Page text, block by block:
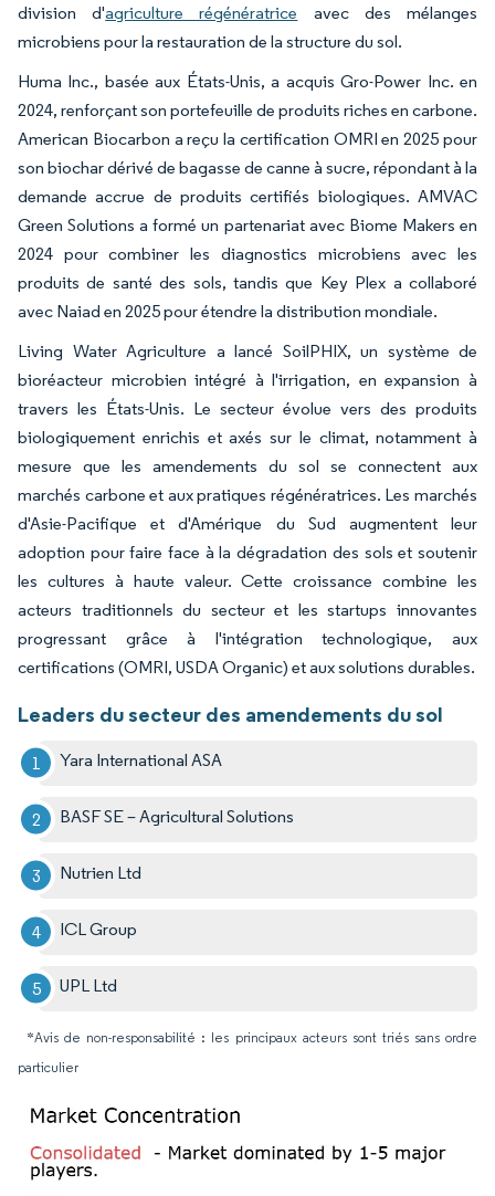
division d'agriculture régénératrice avec des mélanges
microbiens pour la restauration de la structure du sol.
Huma Inc., basée aux États-Unis, a acquis Gro-Power Inc. en
2024, renforçant son portefeuille de produits riches en carbone.
American Biocarbon a reçu la certification OMRI en 2025 pour
son biochar dérivé de bagasse de canne à sucre, répondant à la
demande accrue de produits certifiés biologiques. AMVAC
Green Solutions a formé un partenariat avec Biome Makers en
2024 pour combiner les diagnostics microbiens avec les
produits de santé des sols, tandis que Key Plex a collaboré
avec Naiad en 2025 pour étendre la distribution mondiale.
Living Water Agriculture a lancé SoilPHIX, un système de
bioréacteur microbien intégré à l'irrigation, en expansion à
travers les États-Unis. Le secteur évolue vers des produits
biologiquement enrichis et axés sur le climat, notamment à
mesure que les amendements du sol se connectent aux
marchés carbone et aux pratiques régénératrices. Les marchés
d'Asie-Pacifique et d'Amérique du Sud augmentent leur
adoption pour faire face à la dégradation des sols et soutenir
les cultures à haute valeur. Cette croissance combine les
acteurs traditionnels du secteur et les startups innovantes
progressant grâce à l'intégration technologique, aux
certifications (OMRI, USDA Organic) et aux solutions durables.
Leaders du secteur des amendements du sol
Yara International ASA
BASF SE – Agricultural Solutions
Nutrien Ltd
ICL Group
UPL Ltd
*Avis de non-responsabilité : les principaux acteurs sont triés sans ordre
particulier